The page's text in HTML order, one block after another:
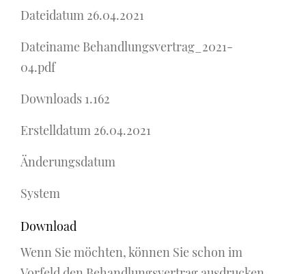
Dateidatum 26.04.2021
Dateiname Behandlungsvertrag_2021-
04.pdf
Downloads 1.162
Erstelldatum 26.04.2021
Änderungsdatum
System
Download
Wenn Sie möchten, können Sie schon im